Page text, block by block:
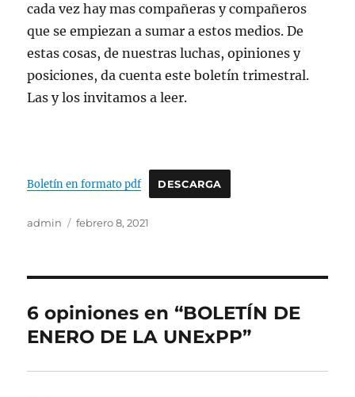
cada vez hay mas compañeras y compañeros
que se empiezan a sumar a estos medios. De
estas cosas, de nuestras luchas, opiniones y
posiciones, da cuenta este boletín trimestral.
Las y los invitamos a leer.
Boletín en formato pdf DESCARGA
Autor
admin
Publicado
febrero 8, 2021
6 opiniones en “BOLETÍN DE
ENERO DE LA UNExPP”